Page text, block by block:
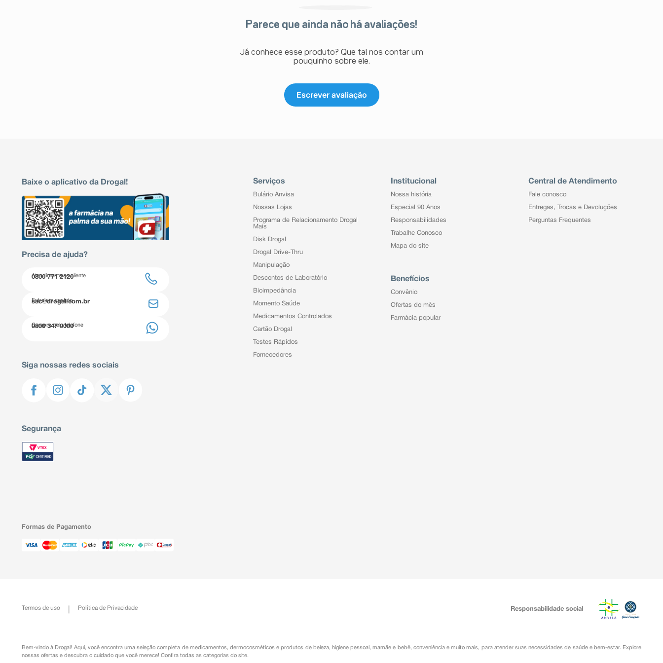
Insuficiência renal aguda, síndrome nefrótica, nefrotoxicidade, necrose papilar, cistite,
disúria, hematúria, nefrite intersticial, oligúria, poliúria, proteinúria, angioedema.
Parece que ainda não há avaliações!
Já conhece esse produto? Que tal nos contar um
pouquinho sobre ele.
Escrever avaliação
Baixe o aplicativo da Drogal!
Precisa de ajuda?
Atendimento ao cliente
0800 771 2120
Entre em contato
sac@drogal.com.br
Compre pelo telefone
0800 347 0000
Siga nossas redes sociais
Segurança
Serviços
Bulário Anvisa
Nossas Lojas
Programa de Relacionamento Drogal
Mais
Disk Drogal
Drogal Drive-Thru
Manipulação
Descontos de Laboratório
Bioimpedância
Momento Saúde
Medicamentos Controlados
Cartão Drogal
Testes Rápidos
Fornecedores
Institucional
Nossa história
Especial 90 Anos
Responsabilidades
Trabalhe Conosco
Mapa do site
Benefícios
Convênio
Ofertas do mês
Farmácia popular
Central de Atendimento
Fale conosco
Entregas, Trocas e Devoluções
Perguntas Frequentes
Formas de Pagamento
Termos de uso Política de Privacidade Responsabilidade social
Bem-vindo à Drogal! Aqui, você encontra uma seleção completa de medicamentos ,dermocosméticos e produtos de beleza, higiene pessoal ,mamãe e bebê, conveniênciae muito mais, para atender suas necessidades de saúde e bem-estar. Explore
nossas ofertas e descubra o cuidado que você merece! Confira todas as categorias do site.